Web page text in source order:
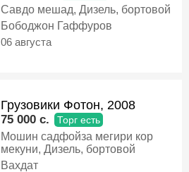
Савдо мешад, Дизель, бортовой
Бободжон Гаффуров
06 августа
Грузовики Фотон, 2008
75 000 c. Торг есть
Мошин садфойза мегири кор
мекуни, Дизель, бортовой
Вахдат